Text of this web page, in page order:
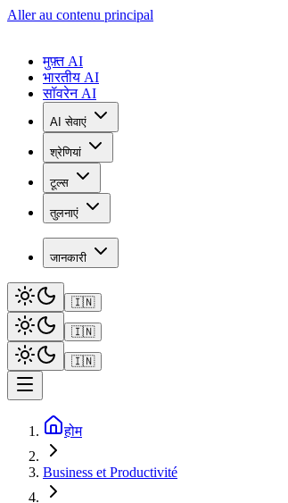
Aller au contenu principal
मुफ़्त AI
भारतीय AI
सॉवरेन AI
AI सेवाएं
श्रेणियां
टूल्स
तुलनाएं
जानकारी
🇮🇳
🇮🇳
🇮🇳
होम
Business et Productivité